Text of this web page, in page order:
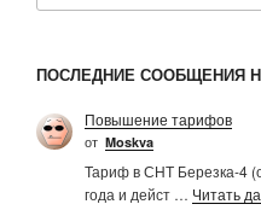
ПОСЛЕДНИЕ СООБЩЕНИЯ
Повышение тарифов
от Moskva
Тариф в СНТ Березка-4
года и дейст … Читать